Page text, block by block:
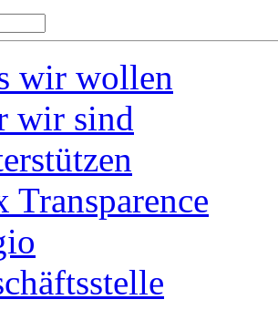
wir wollen
wir sind
Transparence